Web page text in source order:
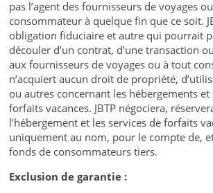
pas l’agent des fournisseurs de voyages
consommateur à quelque fin que ce soit.
obligation fiduciaire et autre qui pourrait
découler d’un contrat, d’une transaction
aux fournisseurs de voyages ou à tout
n’acquiert aucun droit de propriété,
ou autres concernant les hébergements et
forfaits vacances. JBTP négociera,
l’hébergement et les services de forfaits
uniquement au nom, pour le compte de,
fonds de consommateurs tiers.
Exclusion de garantie :